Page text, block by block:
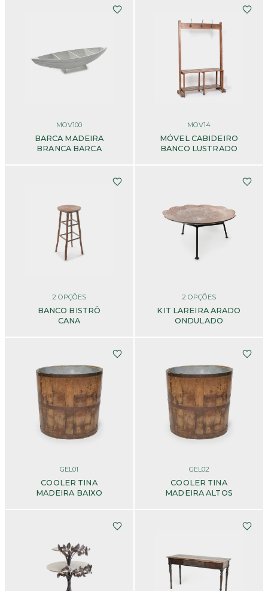
MOV100
BARCA MADEIRA
BRANCA BARCA
MOV14
MÓVEL CABIDEIRO
BANCO LUSTRADO
2 OPÇÕES
BANCO BISTRÔ
CANA
2 OPÇÕES
KIT LAREIRA ARADO
ONDULADO
GEL01
COOLER TINA
MADEIRA BAIXO
GEL02
COOLER TINA
MADEIRA ALTOS